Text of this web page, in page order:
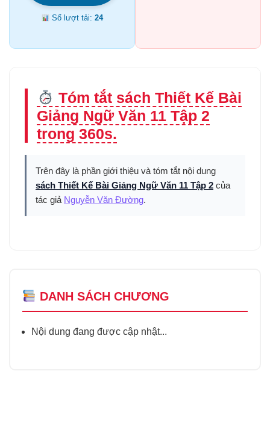
Số lượt tải:24
Tóm tắt sách Thiết Kế Bài
Giảng Ngữ Văn 11 Tập 2
trong 360s.
Trên đây là phần giới thiệu và tóm tắt nội dung
sách Thiết Kế Bài Giảng Ngữ Văn 11 Tập 2 của
tác giả Nguyễn Văn Đường.
DANH SÁCH CHƯƠNG
Nội dung đang được cập nhật...